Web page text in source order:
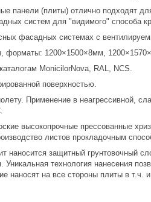
(плиты) отлично подходят
систем для "видимого" способа
фасадных системах с
1200×1500×8мм,
MonicilorNova, RAL, NCS.
поверхностью.
Применение в неагрессивной,
высокопрочные прессованные
листов прокладочным
защитный грунтовочный
Уникальная технология нанесения
наносят на все стороны плиты в т.ч. и